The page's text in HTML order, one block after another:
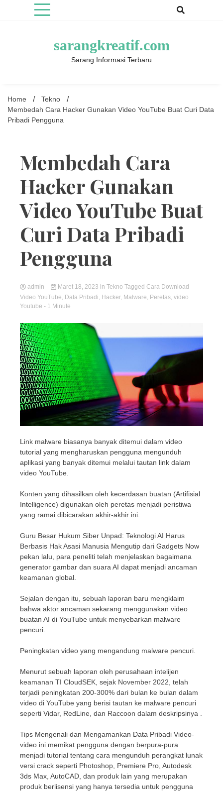
sarangkreatif.com
Sarang Informasi Terbaru
Home
Tekno
Membedah Cara Hacker Gunakan Video YouTube Buat Curi Data
Pribadi Pengguna
Membedah Cara
Hacker Gunakan
Video YouTube Buat
Curi Data Pribadi
Pengguna
admin Maret 18, 2023 in Tekno Tagged Cara Download
Video YouTube, Data Pribadi, Hacker, Malware, Peretas, video
Youtube - 1 Minute
Link malware biasanya banyak ditemui dalam video
tutorial yang mengharuskan pengguna mengunduh
aplikasi yang banyak ditemui melalui tautan link dalam
video YouTube.
Konten yang dihasilkan oleh kecerdasan buatan (Artifisial
Intelligence) digunakan oleh peretas menjadi peristiwa
yang ramai dibicarakan akhir-akhir ini.
Guru Besar Hukum Siber Unpad: Teknologi AI Harus
Berbasis Hak Asasi Manusia Mengutip dari Gadgets Now
pekan lalu, para peneliti telah menjelaskan bagaimana
generator gambar dan suara AI dapat menjadi ancaman
keamanan global.
Sejalan dengan itu, sebuah laporan baru mengklaim
bahwa aktor ancaman sekarang menggunakan video
buatan AI di YouTube untuk menyebarkan malware
pencuri.
Peningkatan video yang mengandung malware pencuri.
Menurut sebuah laporan oleh perusahaan intelijen
keamanan TI CloudSEK, sejak November 2022, telah
terjadi peningkatan 200-300% dari bulan ke bulan dalam
video di YouTube yang berisi tautan ke malware pencuri
seperti Vidar, RedLine, dan Raccoon dalam deskripsinya .
Tips Mengenali dan Mengamankan Data Pribadi Video-
video ini memikat pengguna dengan berpura-pura
menjadi tutorial tentang cara mengunduh perangkat lunak
versi crack seperti Photoshop, Premiere Pro, Autodesk
3ds Max, AutoCAD, dan produk lain yang merupakan
produk berlisensi yang hanya tersedia untuk pengguna